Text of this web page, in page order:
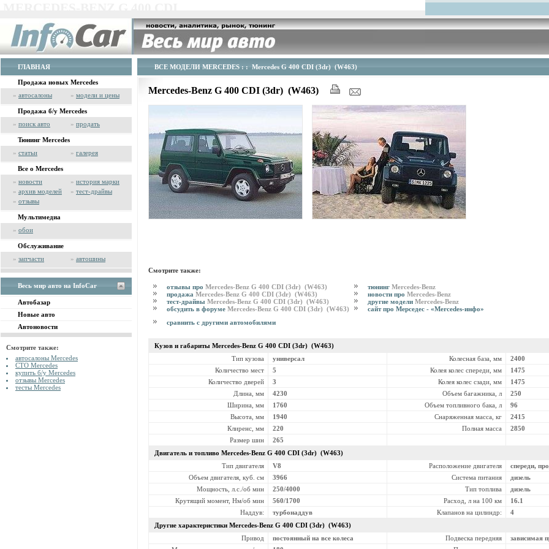
ГЛАВНАЯ
Продажа новых Mercedes
» автосалоны » модели и цены
Продажа б/у Mercedes
» поиск авто » продать
Тюнинг Mercedes
» статьи » галерея
Все о Mercedes
» новости » история марки
» архив моделей » тест-драйвы
» отзывы
Мультимедиа
» обои
Обслуживание
» запчасти » автошины
Весь мир авто на InfoCar
Автобазар
Новые авто
Автоновости
Смотрите также:
автосалоны Mercedes
СТО Mercedes
купить б/у Mercedes
отзывы Mercedes
тесты Mercedes
ВСЕ МОДЕЛИ MERCEDES : : Mercedes G 400 CDI (3dr) (W463)
Mercedes-Benz G 400 CDI (3dr) (W463)
Смотрите также:
отзывы про Mercedes-Benz G 400 CDI (3dr) (W463)
продажа Mercedes-Benz G 400 CDI (3dr) (W463)
тест-драйвы Mercedes-Benz G 400 CDI (3dr) (W463)
обсудить в форуме Mercedes-Benz G 400 CDI (3dr) (W463)
тюнинг Mercedes-Benz
новости про Mercedes-Benz
другие модели Mercedes-Benz
сайт про Мерседес - «Mercedes-инфо»
сравнить с другими автомобилями
Кузов и габариты Mercedes-Benz G 400 CDI (3dr) (W463)
Тип кузова
универсал Колесная база, мм
2400
Количество мест
5 Колея колес спереди, мм
1475
Количество дверей
3 Колея колес сзади, мм
1475
Длина, мм
4230 Объем багажника, л
250
Ширина, мм
1760 Объем топливного бака, л
96
Высота, мм
1940 Снаряженная масса, кг
2415
Клиренс, мм
220 Полная масса
2850
Размер шин
265
Двигатель и топливо Mercedes-Benz G 400 CDI (3dr) (W463)
Тип двигателя
V8 Расположение двигателя
спереди,
Объем двигателя, куб. см
3966 Система питания
дизель
Мощность, л.с./об мин
250/4000 Тип топлива
дизель
Крутящий момент, Нм/об мин
560/1700 Расход, л на 100 км
16.1
Наддув:
турбонаддув Клапанов на цилиндр:
4
Другие характеристики Mercedes-Benz G 400 CDI (3dr) (W463)
Привод
постоянный на все колеса Подвеска передняя
зависимая